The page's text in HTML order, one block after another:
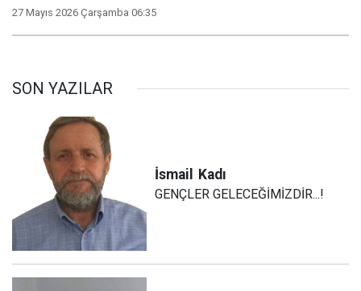
27 Mayıs 2026 Çarşamba 06:35
SON YAZILAR
İsmail Kadı
GENÇLER GELECEĞİMİZDİR...!